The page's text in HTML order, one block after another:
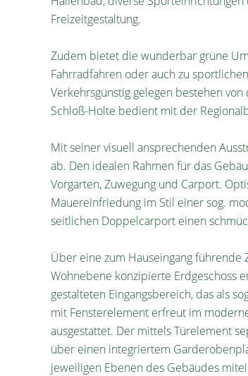
Freizeitgestaltung.
Zudem bietet die wunderbar grüne
Fahrradfahren oder auch zu
Verkehrsgünstig gelegen bestehen
Schloß-Holte bedient mit der
Mit seiner visuell ansprechenden
ab. Den idealen Rahmen für das
Vorgarten, Zuwegung und Carport.
Mauereinfriedung im Stil einer sog.
seitlichen Doppelcarport einen
Über eine zum Hauseingang führende
Wohnebene konzipierte Erdgeschoss
gestalteten Eingangsbereich, das als
mit Fensterelement erfreut im
ausgestattet. Der mittels Türelement
über einen integriertem
jeweiligen Ebenen des Gebäudes